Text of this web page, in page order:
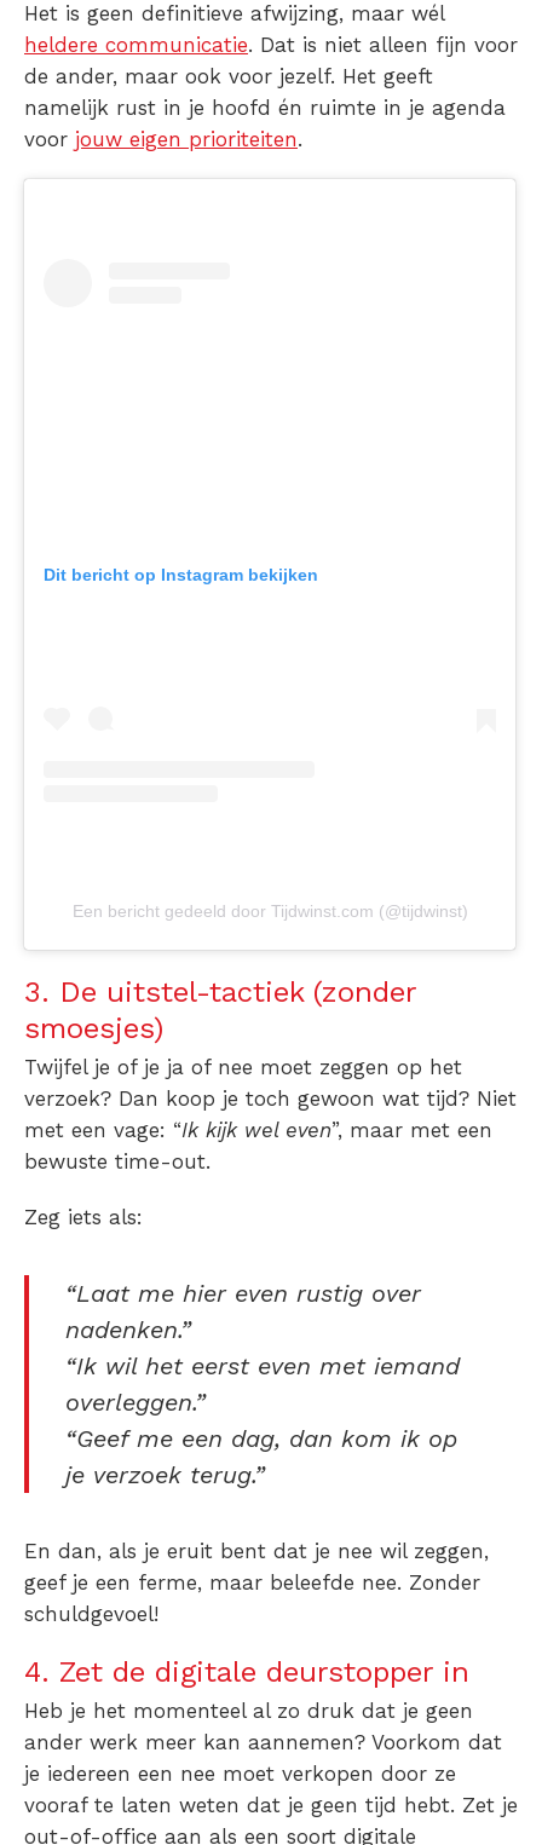
Het is geen definitieve afwijzing, maar wél
heldere communicatie. Dat is niet alleen fijn voor
de ander, maar ook voor jezelf. Het geeft
namelijk rust in je hoofd én ruimte in je agenda
voor jouw eigen prioriteiten.
Dit bericht op Instagram bekijken
Een bericht gedeeld door Tijdwinst.com (@tijdwinst)
3. De uitstel-tactiek (zonder
smoesjes)
Twijfel je of je ja of nee moet zeggen op het
verzoek? Dan koop je toch gewoon wat tijd? Niet
met een vage: “Ik kijk wel even”, maar met een
bewuste time-out.
Zeg iets als:
“Laat me hier even rustig over
nadenken.”
“Ik wil het eerst even met iemand
overleggen.”
“Geef me een dag, dan kom ik op
je verzoek terug.”
En dan, als je eruit bent dat je nee wil zeggen,
geef je een ferme, maar beleefde nee. Zonder
schuldgevoel!
4. Zet de digitale deurstopper in
Heb je het momenteel al zo druk dat je geen
ander werk meer kan aannemen? Voorkom dat
je iedereen een nee moet verkopen door ze
vooraf te laten weten dat je geen tijd hebt. Zet je
out-of-office aan als een soort digitale